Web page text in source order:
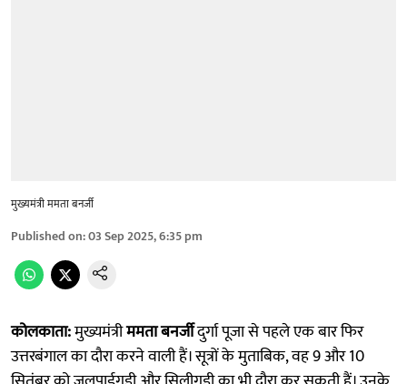
मुख्यमंत्री ममता बनर्जी
Published on:03 Sep 2025, 6:35 pm
कोलकाता:मुख्यमंत्रीममता बनर्जीदुर्गा पूजा से पहले एक बार फिर
उत्तरबंगाल का दौरा करने वाली हैं। सूत्रों के मुताबिक, वह 9 और 10